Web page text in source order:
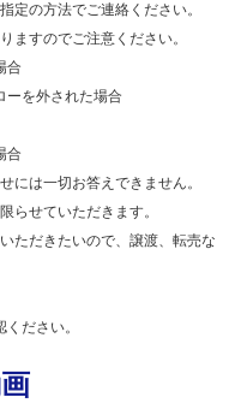
定の方法でご連絡ください。
ますのでご注意ください。
合
ーを外された場合
合
には一切お答えできません。
らせていただきます。
ただきたいので、譲渡、転売な
ださい。